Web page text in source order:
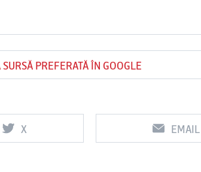
SURSĂ PREFERATĂ ÎN GOOGLE
X EMAIL
UTA Arad
0
Vs
Rapid
0